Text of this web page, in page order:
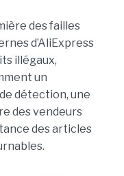
des failles
d’AliExpress
illégaux,
un
détection, une
des vendeurs
des articles